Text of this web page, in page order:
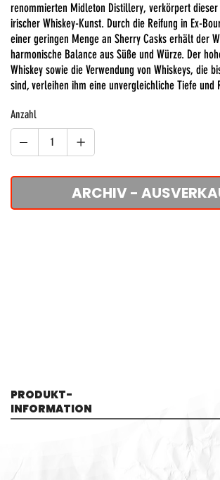
renommierten Midleton Distillery, verkörpert dieser
irischer Whiskey-Kunst. Durch die Reifung in Ex-
einer geringen Menge an Sherry Casks erhält der
harmonische Balance aus Süße und Würze. Der
Whiskey sowie die Verwendung von Whiskeys, die
sind, verleihen ihm eine unvergleichliche Tiefe und
Anzahl
ARCHIV -
PRODUKT-
INFORMATION